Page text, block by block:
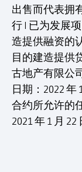
出售而代表拥
行 | 已为发展
造提供融资的
目的建造提供
古地产有限公
日期：2022
合约所允许的
2021 年 1 月 22